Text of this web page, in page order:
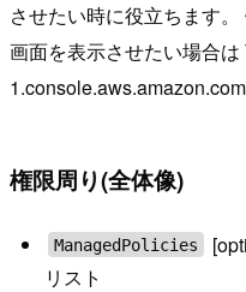
させたい時に役立ちます
画面を表示させたい場合
権限周り(全体像)
ManagedPolicies
リスト